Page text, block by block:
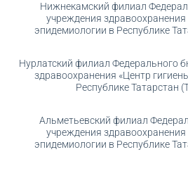
Нижнекамский филиал
учреждения здравоохранения
эпидемиологии в Республике
Нурлатский филиал Федерального
здравоохранения «Центр
Республике Татарстан
Альметьевский филиал
учреждения здравоохранения
эпидемиологии в Республике